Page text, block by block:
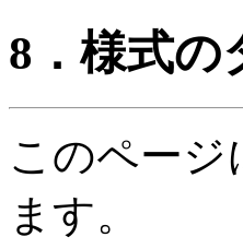
8．様式の
このペー
ます。